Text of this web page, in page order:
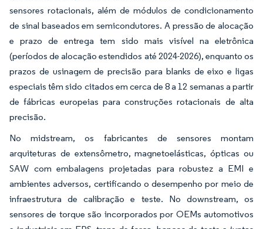
sensores rotacionais, além de módulos de condicionamento
de sinal baseados em semicondutores. A pressão de alocação
e prazo de entrega tem sido mais visível na eletrônica
(períodos de alocação estendidos até 2024-2026), enquanto os
prazos de usinagem de precisão para blanks de eixo e ligas
especiais têm sido citados em cerca de 8 a 12 semanas a partir
de fábricas europeias para construções rotacionais de alta
precisão.
No midstream, os fabricantes de sensores montam
arquiteturas de extensômetro, magnetoelásticas, ópticas ou
SAW com embalagens projetadas para robustez a EMI e
ambientes adversos, certificando o desempenho por meio de
infraestrutura de calibração e teste. No downstream, os
sensores de torque são incorporados por OEMs automotivos